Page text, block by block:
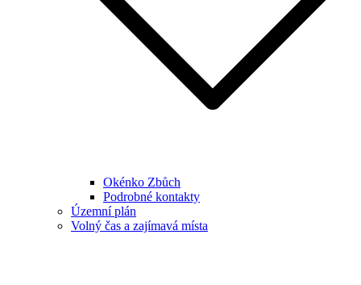
Okénko Zbůch
Podrobné kontakty
Územní plán
Volný čas a zajímavá místa